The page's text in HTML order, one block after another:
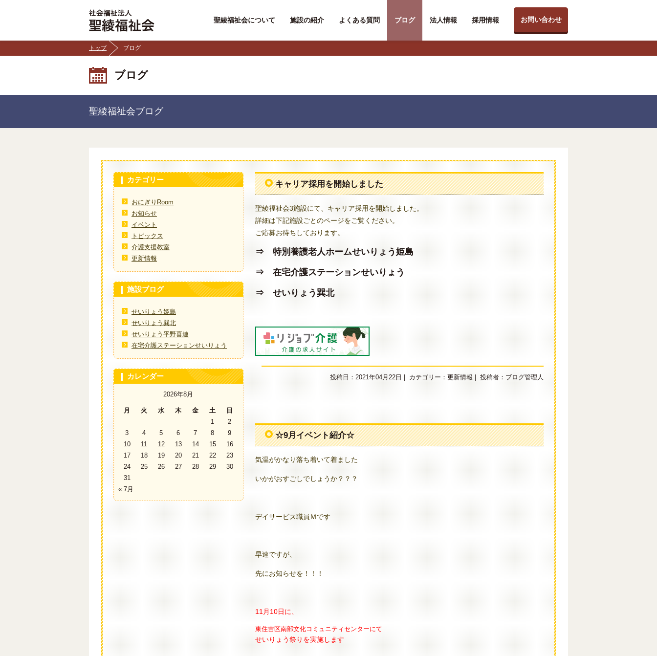
聖綾福祉会について 施設の紹介 よくある質問 ブログ 法人情報 採用情報 お問い合わせ
トップ ブログ
ブログ
聖綾福祉会ブログ
カテゴリー
おにぎりRoom
お知らせ
イベント
トピックス
介護支援教室
更新情報
施設ブログ
せいりょう姫島
せいりょう巽北
せいりょう平野喜連
在宅介護ステーションせいりょう
カレンダー
2026年8月
月 火 水 木 金 土
日
1
2
3
4 5 6 7 8
9
10
11 12 13 14 15
16
17
18 19 20 21 22
23
24
25 26 27 28 29
30
31
« 7月
キャリア採用を開始しました
聖綾福祉会3施設にて、キャリア採用を開始しました。
詳細は下記施設ごとのページをご覧ください。
ご応募お待ちしております。
⇒ 特別養護老人ホームせいりょう姫島
⇒ 在宅介護ステーションせいりょう
⇒ せいりょう巽北
投稿日：2021年04月22日 | カテゴリー： 更新情報 投稿者：ブログ管理人
☆9月イベント紹介☆
気温がかなり落ち着いて着ました
いかがおすごしでしょうか？？？
デイサービス職員Ｍです
早速ですが、
先にお知らせを！！！
11月10日に、
東住吉区南部文化コミュニティセンターにて
せいりょう祭りを実施します